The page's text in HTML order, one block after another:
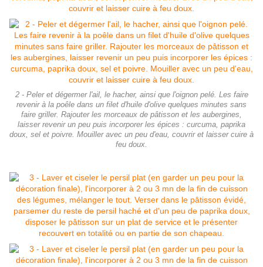
2 - Peler et dégermer l'ail, le hacher, ainsi que l'oignon pelé. Les faire
revenir à la poêle dans un filet d'huile d'olive quelques minutes sans
faire griller. Rajouter les morceaux de pâtisson et les aubergines,
laisser revenir un peu puis incorporer les épices : curcuma, paprika
doux, sel et poivre. Mouiller avec un peu d'eau, couvrir et laisser cuire à
feu doux.